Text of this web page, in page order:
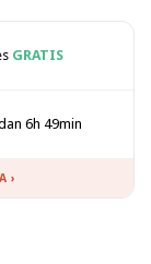
GRATIS
6h 49min
›